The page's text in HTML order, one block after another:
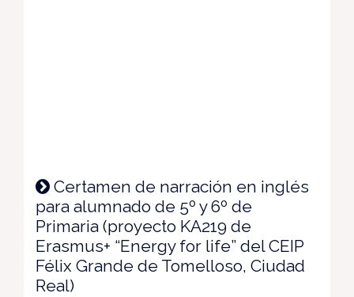
Certamen de narración en inglés
para alumnado de 5º y 6º de
Primaria (proyecto KA219 de
Erasmus+ “Energy for life” del CEIP
Félix Grande de Tomelloso, Ciudad
Real)